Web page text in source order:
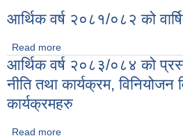
आर्थिक वर्ष २०८१/०८२ को
Read more
आर्थिक वर्ष २०८३/०८४ को
नीति तथा कार्यक्रम,
कार्यक्रमहरु
Read more